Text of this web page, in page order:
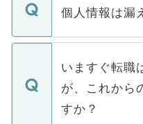
■応募殺到を避
関を公にしてし
に、医療機関が
みを人材紹介会
ています。
ん。また、仮に
定を承諾する必
の辞退の連絡は
個人情報は漏
個人情報が漏え
で、ご安心くだ
などで収集した
ご本人のキャリ
支援を目的に使
いますぐ転職
が、これから
すか？